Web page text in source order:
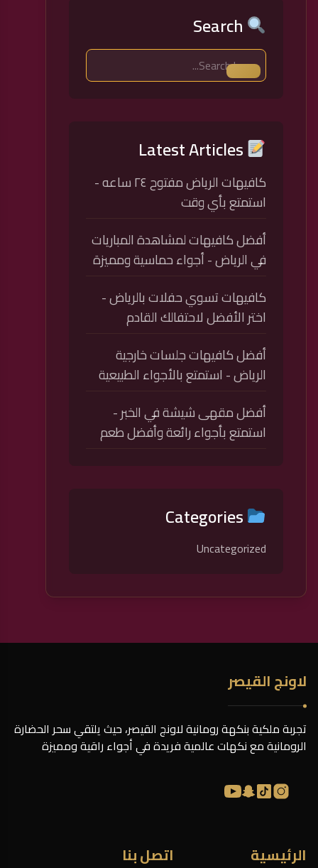
كافيهات الرياض مفتوح ٢٤ ساعه -
استمتع بأي وقت
أفضل كافيهات لمشاهدة المباريات
في الرياض - أجواء حماسية ومميزة
كافيهات تسوي حفلات بالرياض -
اختر الأفضل لاحتفالك القادم
أفضل كافيهات جلسات خارجية
الرياض - استمتع بالأجواء الطبيعية
أفضل مقهى شيشة في الخبر -
استمتع بأجواء رائعة وأفضل طعم
Uncategorized
لاونج القيصر
تجربة ملكية بنكهة رومانية لاونج القيصر، حيث يلتقي سحر الحضارة
الرومانية مع نكهات عالمية فريدة في أجواء راقية ومميزة
الرئيسية اتصل بنا